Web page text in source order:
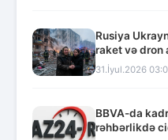
Rusiya
raket və dron
31.İyul.2026
BBVA-da
rəhbərlikdə